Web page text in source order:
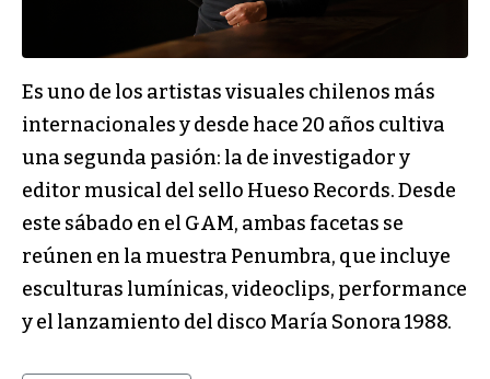
Es uno de los artistas visuales chilenos más
internacionales y desde hace 20 años cultiva
una segunda pasión: la de investigador y
editor musical del sello Hueso Records. Desde
este sábado en el GAM, ambas facetas se
reúnen en la muestra Penumbra, que incluye
esculturas lumínicas, videoclips, performance
y el lanzamiento del disco María Sonora 1988.